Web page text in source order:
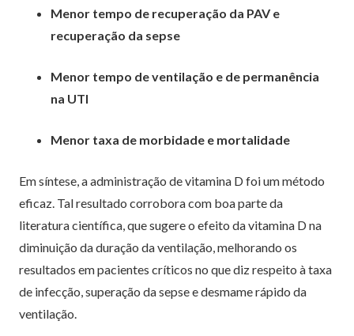
Menor tempo de recuperação da PAV e
recuperação da sepse
Menor tempo de ventilação e de permanência
na UTI
Menor taxa de morbidade e mortalidade
Em síntese, a administração de vitamina D foi um método
eficaz. Tal resultado corrobora com boa parte da
literatura científica, que sugere o efeito da vitamina D na
diminuição da duração da ventilação, melhorando os
resultados em pacientes críticos no que diz respeito à taxa
de infecção, superação da sepse e desmame rápido da
ventilação.